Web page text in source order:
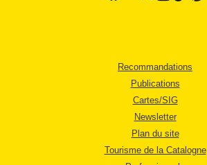
Recommandations
Publications
Cartes/SIG
Newsletter
Plan du site
Tourisme de la Catalogne